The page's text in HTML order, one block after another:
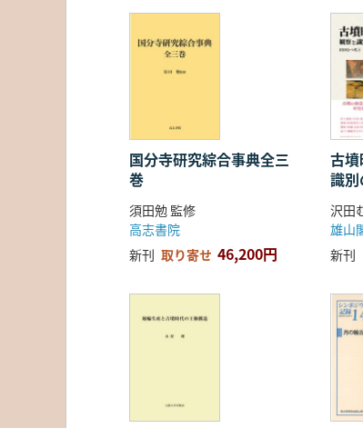
国分寺研究綜合事典全三
巻
須田勉 監修
高志書院
新刊 取り寄せ 46,200円
古
識別
沢田
雄山
新刊